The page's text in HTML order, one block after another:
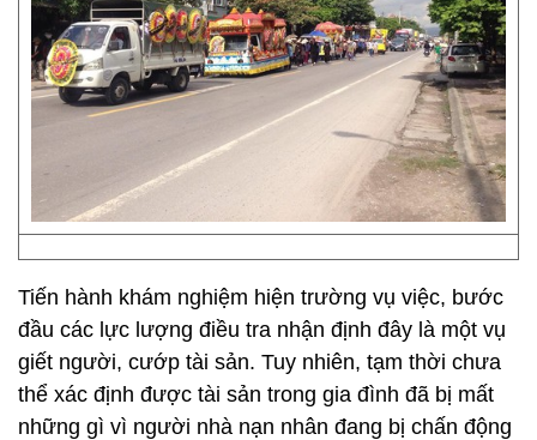
Tiến hành khám nghiệm hiện trường vụ việc, bước
đầu các lực lượng điều tra nhận định đây là một vụ
giết người, cướp tài sản. Tuy nhiên, tạm thời chưa
thể xác định được tài sản trong gia đình đã bị mất
những gì vì người nhà nạn nhân đang bị chấn động